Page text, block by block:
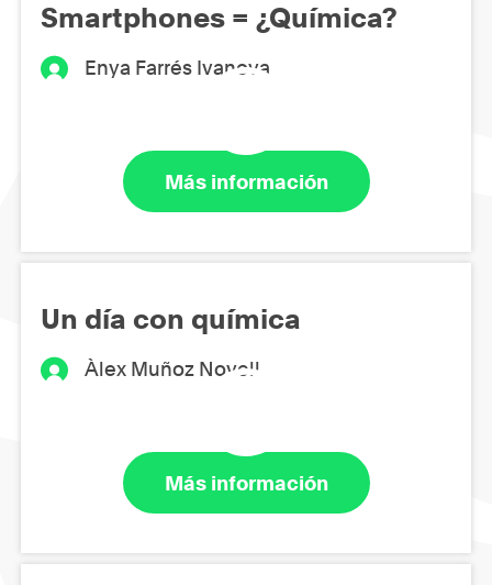
Smartphones = ¿Química?
Enya Farrés Ivanova
Más información
Un día con química
Àlex Muñoz Novell
Más información